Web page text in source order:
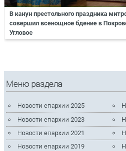
В канун престольного праздника
совершил всенощное бдение в
Угловое
Меню раздела
Новости епархии 2025
Новости епархии 2023
Новости епархии 2021
Новости епархии 2019